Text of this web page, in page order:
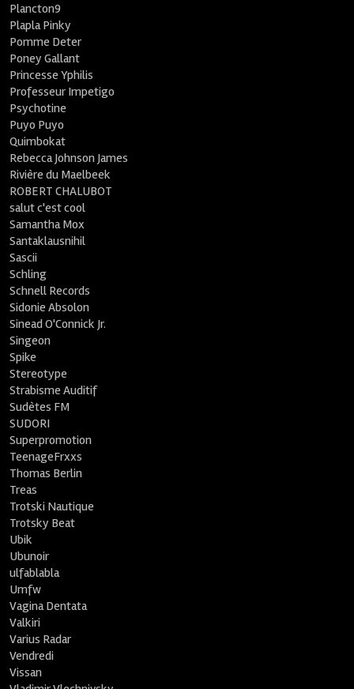
Plancton9
Plapla Pinky
Pomme Deter
Poney Gallant
Princesse Yphilis
Professeur Impetigo
Psychotine
Puyo Puyo
Quimbokat
Rebecca Johnson James
Rivière du Maelbeek
ROBERT CHALUBOT
salut c'est cool
Samantha Mox
Santaklausnihil
Sascii
Schling
Schnell Records
Sidonie Absolon
Sinead O'Connick Jr.
Singeon
Spike
Stereotype
Strabisme Auditif
Sudètes FM
SUDORI
Superpromotion
TeenageFrxxs
Thomas Berlin
Treas
Trotski Nautique
Trotsky Beat
Ubik
Ubunoir
ulfablabla
Umfw
Vagina Dentata
Valkiri
Varius Radar
Vendredi
Vissan